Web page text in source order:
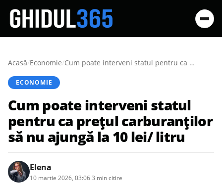
Acasă/Economie/ Cum poate interveni statul pentru ca preţul carburanţilor să nu ajungă la 10 lei/ litru
ECONOMIE
Cum poate interveni statul
pentru ca preţul carburanţilor
să nu ajungă la 10 lei/ litru
Elena
10 martie 2026, 03:063 min citire